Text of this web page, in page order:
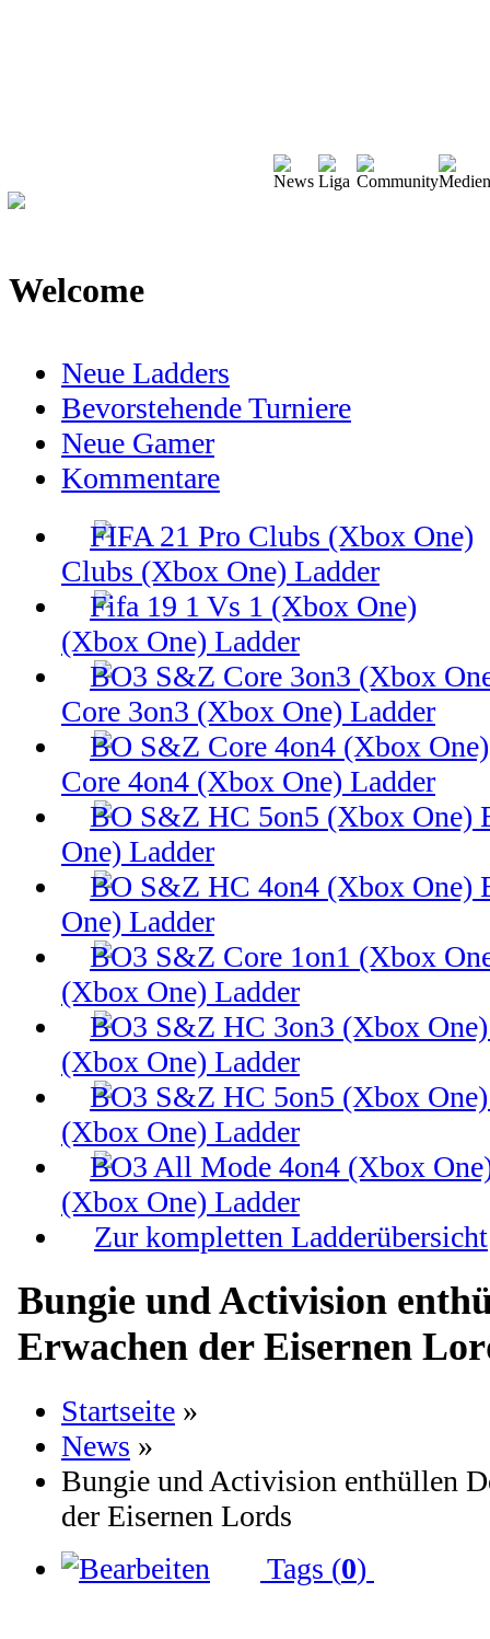
Welcome
Neue Ladders
Bevorstehende Turniere
Neue Gamer
Kommentare
Clubs (Xbox One) Ladder
(Xbox One) Ladder
Core 3on3 (Xbox One) Ladder
Core 4on4 (Xbox One) Ladder
One) Ladder
One) Ladder
(Xbox One) Ladder
(Xbox One) Ladder
(Xbox One) Ladder
(Xbox One) Ladder
Zur kompletten Ladderübersicht
Bungie und Activision
Erwachen der Eisernen
Startseite »
News »
Bungie und Activision enthüllen
der Eisernen Lords
Tags (0)